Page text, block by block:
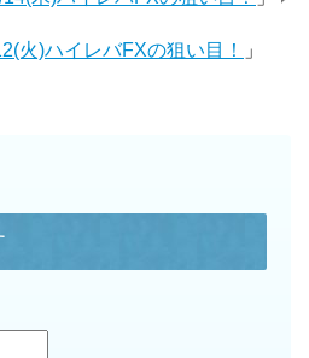
火)ハイレバFXの狙い目！ 」